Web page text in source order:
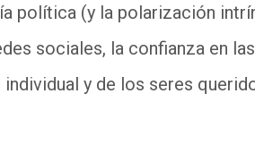
política (y la polarización
sociales, la confianza en
y de los seres